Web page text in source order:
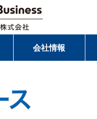
会社情報